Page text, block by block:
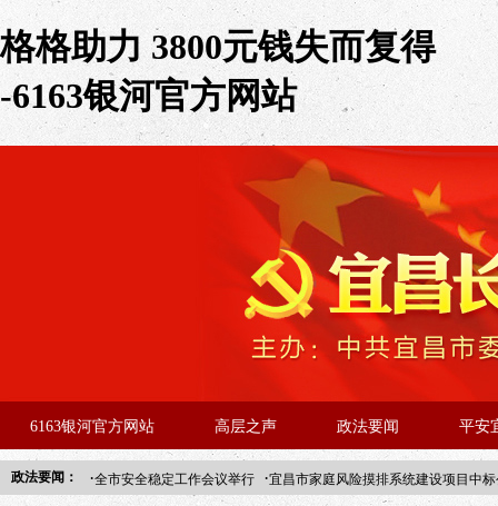
格格助力 3800元钱失而复得
-6163银河官方网站
6163银河官方网站 高层之声 政法要闻 平安
政法要闻： ·全市安全稳定工作会议举行 ·宜昌市家庭风险摸排系统建设项目中